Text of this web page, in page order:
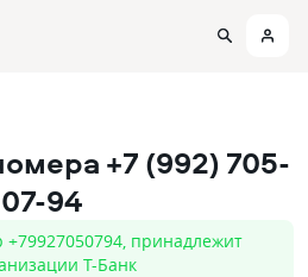
+7 (992) 705-
07-94
+79927050794, принадлежит
Т-Банк